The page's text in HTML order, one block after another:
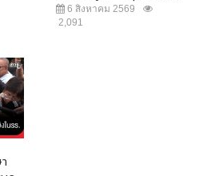
6 สิงหาคม 2569
2,091